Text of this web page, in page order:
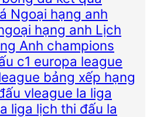
Ngoại hạng anh
hạng anh Lịch
Anh champions
c1 europa league
bảng xếp hạng
vleague la liga
liga lịch thi đấu la